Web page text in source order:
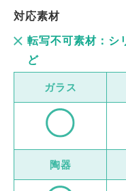
対応素材
転写不可素材：シ
ど
ガラス
陶器